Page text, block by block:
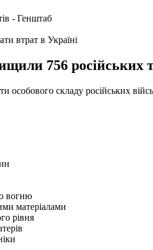
втрат в Україні
756 російських
особового складу російських
вогню
матеріалами
рівня